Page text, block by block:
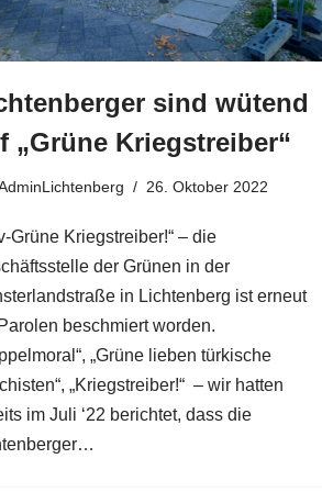
sind wütend
„Grüne Kriegstreiber“
26. Oktober 2022
Grüne Kriegstreiber!“ – die
der Grünen in der
in Lichtenberg ist erneut
beschmiert worden.
„Grüne lieben türkische
„Kriegstreiber!“ – wir hatten
im Juli ‘22 berichtet, dass die